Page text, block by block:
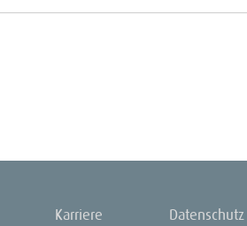
Karriere Datenschutz